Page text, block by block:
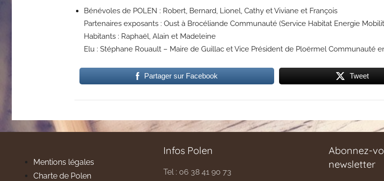
Bénévoles de POLEN : Robert, Bernard, Lionel, Cathy et Viviane et François
Partenaires exposants : Oust à Brocéliande Communauté (Service Habitat Energie
Habitants : Raphaël, Alain et Madeleine
Elu : Stéphane Rouault – Maire de Guillac et Vice Président de Ploërmel Communauté
Partager sur Facebook Tweet
Mentions légales
Charte de Polen
Infos Polen
Tel : 06 38 41 90 73
Abonnez-
newsletter